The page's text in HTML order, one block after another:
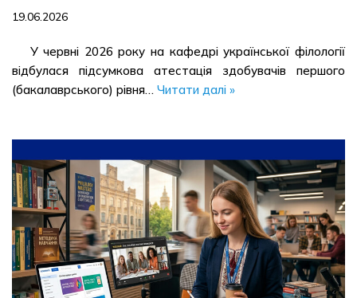
19.06.2026
У червні 2026 року на кафедрі української філології
відбулася підсумкова атестація здобувачів першого
(бакалаврського) рівня… Читати далі »